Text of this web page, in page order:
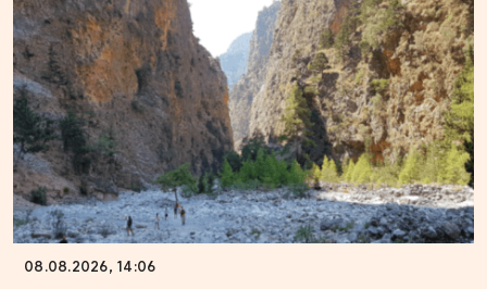
08.08.2026, 14:06